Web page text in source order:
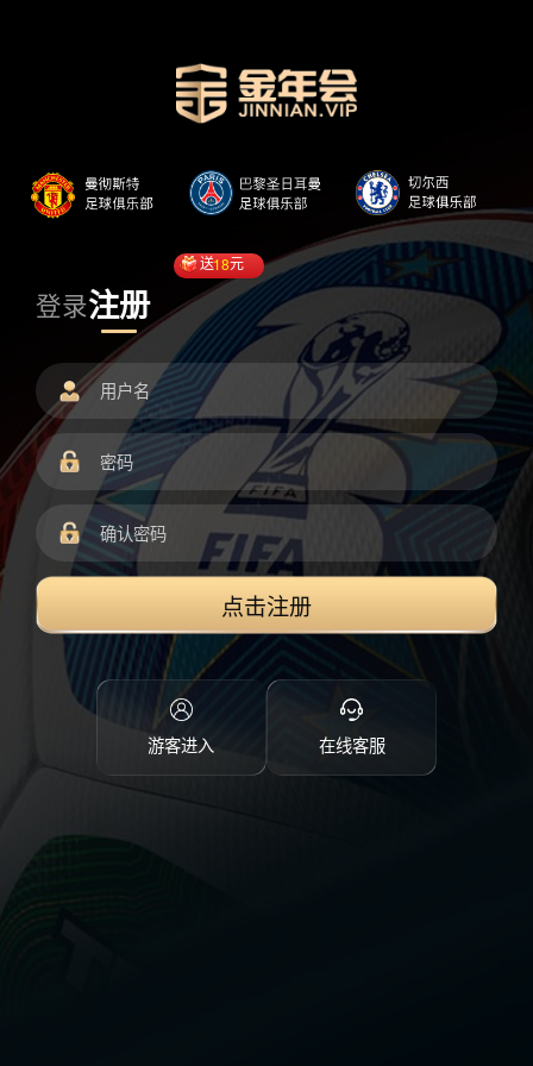
登录注册
送18元
点击注册
游客进入 在线客服